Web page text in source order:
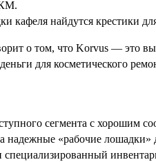
кафеля найдутся крестики
о том, что Korvus — это
для косметического
сегмента с хорошим
«рабочие лошадки»